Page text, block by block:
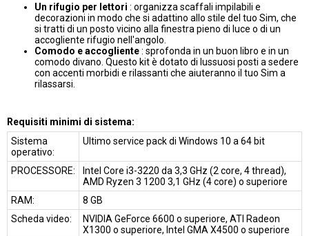
Un rifugio per lettori : organizza scaffali impilabili e
decorazioni in modo che si adattino allo stile del tuo Sim, che
si tratti di un posto vicino alla finestra pieno di luce o di un
accogliente rifugio nell'angolo.
Comodo e accogliente: sprofonda in un buon libro e in un
comodo divano. Questo kit è dotato di lussuosi posti a sedere
con accenti morbidi e rilassanti che aiuteranno il tuo Sim a
rilassarsi.
Requisiti minimi di sistema:
Sistema
operativo:
Ultimo service pack di Windows 10 a 64 bit
PROCESSORE:
Intel Core i3-3220 da 3,3 GHz (2 core, 4 thread),
AMD Ryzen 3 1200 3,1 GHz (4 core) o superiore
RAM:
8 GB
Scheda video:
NVIDIA GeForce 6600 o superiore, ATI Radeon
X1300 o superiore, Intel GMA X4500 o superiore